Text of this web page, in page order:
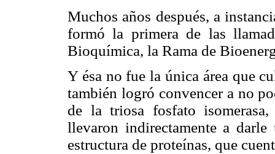
Muchos años después, a
formó la primera de las
Bioquímica, la Rama de
Y ésa no fue la única área que
también logró convencer a no
de la triosa fosfato
llevaron indirectamente a
estructura de proteínas, que